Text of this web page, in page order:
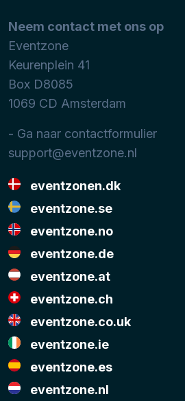
Neem contact met ons op
Eventzone
Keurenplein 41
Box D8085
1069 CD Amsterdam
- Ga naar contactformulier
support@eventzone.nl
eventzonen.dk
eventzone.se
eventzone.no
eventzone.de
eventzone.at
eventzone.ch
eventzone.co.uk
eventzone.ie
eventzone.es
eventzone.nl